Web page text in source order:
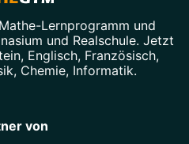
Mathe-Lernprogramm und
und Realschule. Jetzt
, Englisch, Französisch,
, Chemie, Informatik.
von